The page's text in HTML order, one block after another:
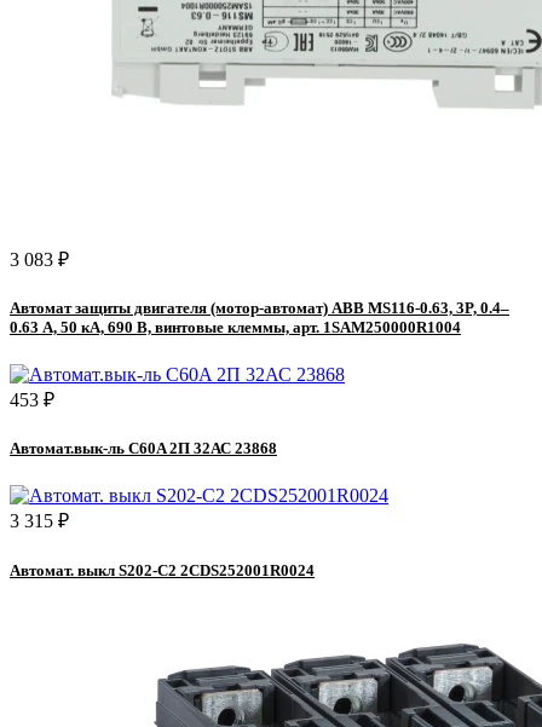
3 083 ₽
Автомат защиты двигателя (мотор-автомат) ABB MS116-0.63, 3P, 0.4–
0.63 А, 50 кА, 690 В, винтовые клеммы, арт. 1SAM250000R1004
453 ₽
Автомат.вык-ль C60A 2П 32АС 23868
3 315 ₽
Автомат. выкл S202-C2 2CDS252001R0024